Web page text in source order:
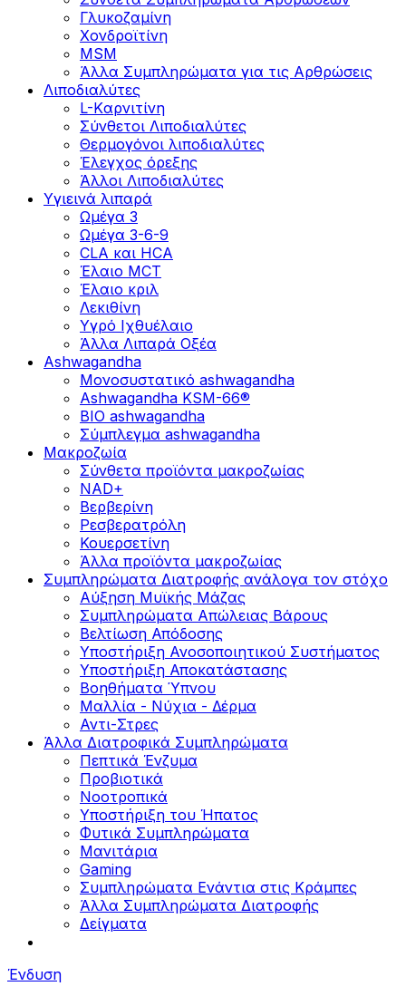
Γλυκοζαμίνη
Χονδροϊτίνη
MSM
Άλλα Συμπληρώματα για τις Αρθρώσεις
Λιποδιαλύτες
L-Kαρνιτίνη
Σύνθετοι Λιποδιαλύτες
Θερμογόνοι λιποδιαλύτες
Έλεγχος όρεξης
Άλλοι Λιποδιαλύτες
Υγιεινά λιπαρά
Ωμέγα 3
Ωμέγα 3-6-9
CLA και HCA
Έλαιο MCT
Έλαιο κριλ
Λεκιθίνη
Υγρό Ιχθυέλαιο
Άλλα Λιπαρά Οξέα
Ashwagandha
Μονοσυστατικό ashwagandha
Ashwagandha KSM-66®
BIO ashwagandha
Σύμπλεγμα ashwagandha
Μακροζωία
Σύνθετα προϊόντα μακροζωίας
NAD+
Βερβερίνη
Ρεσβερατρόλη
Κουερσετίνη
Άλλα προϊόντα μακροζωίας
Συμπληρώματα Διατροφής ανάλογα τον στόχο
Αύξηση Μυϊκής Μάζας
Συμπληρώματα Aπώλειας Βάρους
Βελτίωση Απόδοσης
Υποστήριξη Ανοσοποιητικού Συστήματος
Yποστήριξη Αποκατάστασης
Βοηθήματα Ύπνου
Μαλλία - Νύχια - Δέρμα
Αντι-Στρες
Άλλα Διατροφικά Συμπληρώματα
Πεπτικά Ένζυμα
Προβιοτικά
Νοοτροπικά
Υποστήριξη του Ήπατος
Φυτικά Συμπληρώματα
Μανιτάρια
Gaming
Συμπληρώματα Ενάντια στις Κράμπες
Άλλα Συμπληρώματα Διατροφής
Δείγματα
Ένδυση